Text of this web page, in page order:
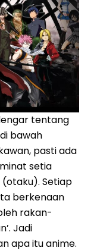
tentang
bawah
pasti ada
setia
(otaku). Setiap
berkenaan
rakan-
Jadi
apa itu anime.